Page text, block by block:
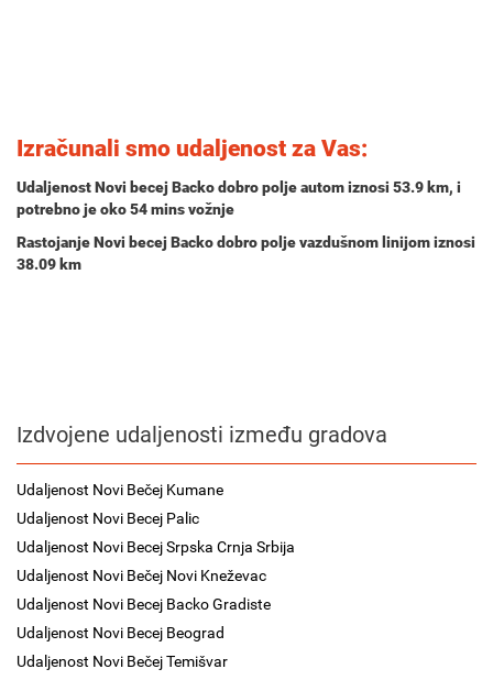
Izračunali smo udaljenost za Vas:
Udaljenost Novi becej Backo dobro polje autom iznosi 53.9 km, i
potrebno je oko54 minsvožnje
Rastojanje Novi becej Backo dobro polje vazdušnom linijom iznosi
38.09 km
Izdvojene udaljenosti između gradova
Udaljenost Novi Bečej Kumane
Udaljenost Novi Becej Palic
Udaljenost Novi Becej Srpska Crnja Srbija
Udaljenost Novi Bečej Novi Kneževac
Udaljenost Novi Becej Backo Gradiste
Udaljenost Novi Becej Beograd
Udaljenost Novi Bečej Temišvar